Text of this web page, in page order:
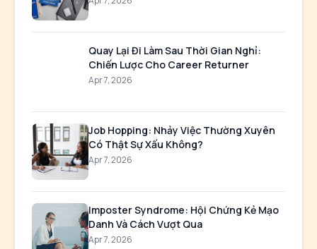
BÀI VIẾT LIÊN QUAN
Chuẩn bị gì để sẵn sàng cho lần thăng
Jul 12, 2026
Career Pivot Mid-Career: Đổi Hướng Sự
Apr 7, 2026
Quay Lại Đi Làm Sau Thời Gian Nghỉ: